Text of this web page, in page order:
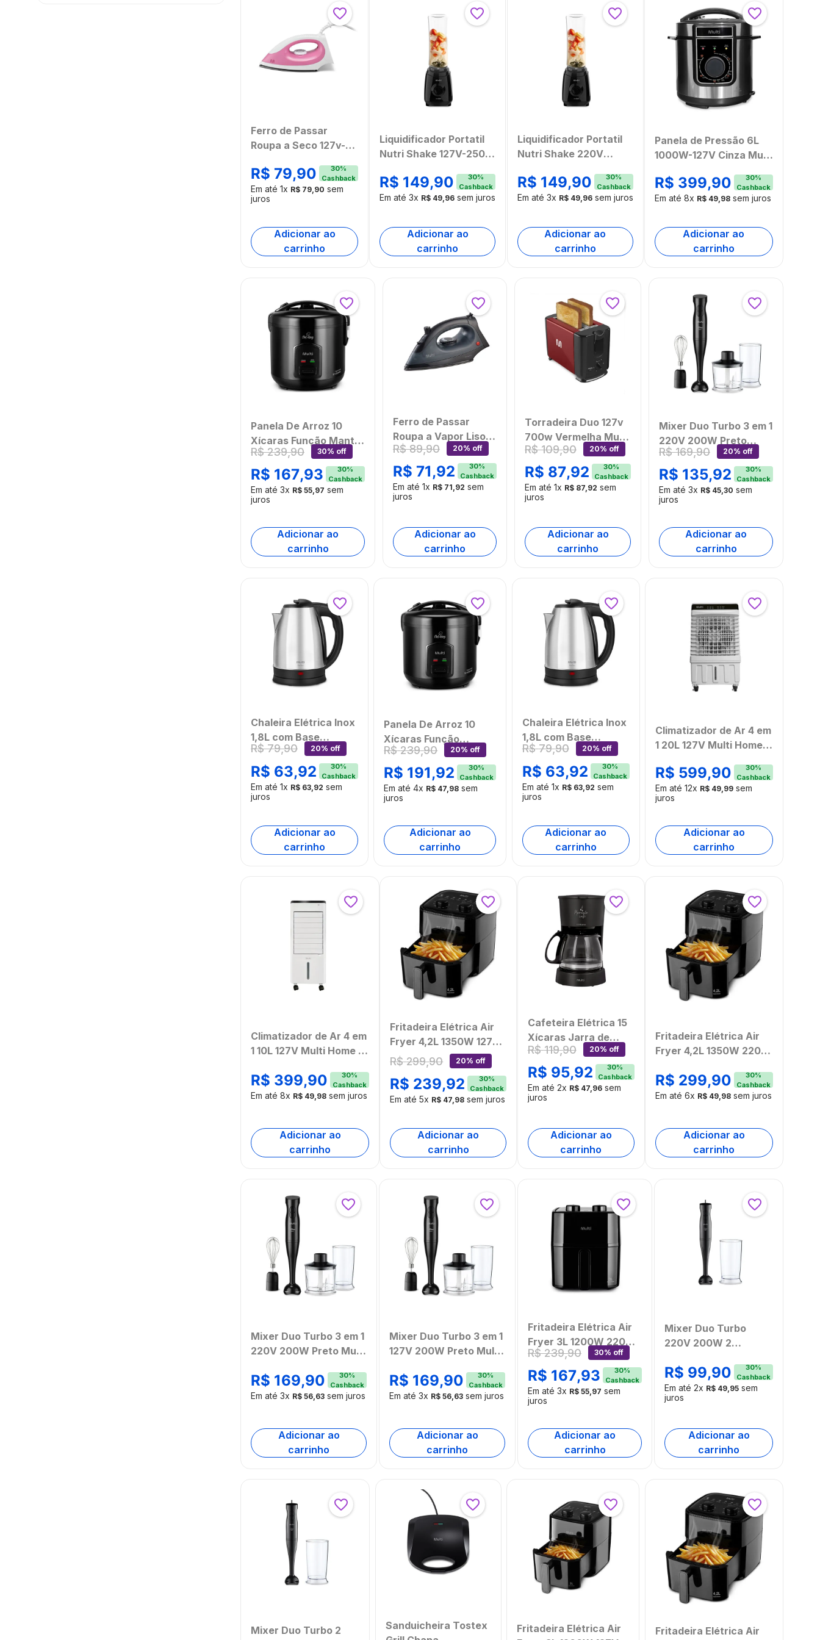
Ferro de Passar
Roupa a Seco 127v-
Antiaderente e
Seletor de
Temperatura Multi -
[Reembalado]
R$ 79,90 30%
Cashback
Em até 1x R$ 79 90 sem
juros
Adicionar ao
carrinho
Liquidificador Portatil
Nutri Shake 127V-250W
GO600
R$ 149,90 30%
Cashback
Em até3x R$ 49 96 sem juros
Adicionar ao
carrinho
Liquidificador Portatil
Nutri Shake 220V
GO601
R$ 149,90 30%
Cashback
Em até 3x R$ 49, 96sem juros
Adicionar ao
carrinho
Panela de Pressão 6L
1000W-127V Cinza Multi
R$ 399,90 30%
Cashback
Em até 8x R$ 49,98sem juros
Adicionar ao
carrinho
Panela De Arroz 10
Xícaras Função Manter
Aquecido 127v-700w
Preta Multi -
GO500OUT
[Remanufaturado]
R$ 239,90 30% off
R$ 167,93 30%
Cashback
Em até 3x R$ 55,97 sem
juros
Adicionar ao
carrinho
Ferro de Passar
Roupa a Vapor Liso
Fácil 220V Multi -
HO705OUT
[Reembalado]
R$ 89,90 20% off
R$ 71,92 30%
Cashback
Em até 1x R$ 71,92 sem
juros
Adicionar ao
carrinho
Torradeira Duo 127v
700w Vermelha Multi
- GO065OUT
[Reembalado]
R$ 109,90 20% off
R$ 87,92 30%
Cashback
Em até 1x R$ 87,92 sem
juros
Adicionar ao
carrinho
Mixer Duo Turbo 3 em 1
220V 200W Preto
Multi Home -
GO020OUT
[Reembalado]
R$ 169,90 20% off
R$ 135,92 30%
Cashback
Em até 3x R$ 45,30 sem
juros
Adicionar ao
carrinho
Chaleira Elétrica Inox
1,8L com Base
Antiderrapante e Led
220V 1500W Prata
Multi - GO401OUT
[Reembalado]
R$ 79,90 20% off
R$ 63,92 30%
Cashback
Em até 1x R$ 63 92 sem
juros
Adicionar ao
carrinho
Panela De Arroz 10
Xícaras Função
Manter Aquecido
220v-700w Preta
Multi - GO501OUT
[Reembalado]
R$ 239,90 20% off
R$ 191,92 30%
Cashback
Em até4x R$ 47,98 sem
juros
Adicionar ao
carrinho
Chaleira Elétrica Inox
1,8L com Base
Antiderrapante e Led
127V 1000W Prata
Multi - GO400OUT
[Reembalado]
R$ 79,90 20% off
R$ 63,92 30%
Cashback
Em até 1x R$ 63, 92 sem
juros
Adicionar ao
carrinho
Climatizador de Ar 4 em
1 20L 127V Multi Home -
R$ 599,90 30%
Cashback
Em até 12x R$ 49, 99sem
juros
Adicionar ao
carrinho
Climatizador de Ar 4 em
1 10L 127V Multi Home -
R$ 399,90 30%
Cashback
Em até 8x R$ 49,98 sem juros
Adicionar ao
carrinho
Fritadeira Elétrica Air
Fryer 4,2L 1350W 127v
Multi - GO252OUT
[Reembalado]
R$ 299,90 20% off
R$ 239,92 30%
Cashback
Em até5x R$ 47,98 sem juros
Adicionar ao
carrinho
Cafeteira Elétrica 15
Xícaras Jarra de
Vidro c/ Filtro
Reutilizável e Colher
Dosadora 650W
127v- Multi -
[Reembalado]
R$ 119,90 20% off
R$ 95,92 30%
Cashback
Em até 2x R$ 47,96sem
juros
Adicionar ao
carrinho
Fritadeira Elétrica Air
Fryer 4,2L 1350W 220v
R$ 299,90 30%
Cashback
Em até 6x R$ 49, 98sem juros
Adicionar ao
carrinho
Mixer Duo Turbo 3 em 1
220V 200W Preto Multi
R$ 169,90 30%
Cashback
Em até 3x R$ 56,63 sem juros
Adicionar ao
carrinho
Mixer Duo Turbo 3 em 1
127V 200W Preto Multi
R$ 169,90 30%
Cashback
Em até 3x R$ 56,63 sem juros
Adicionar ao
carrinho
Fritadeira Elétrica Air
Fryer 3L 1200W 220V
Preta Multi -
GO251OUT
[Reembalado]
R$ 239,90 30% off
R$ 167,93 30%
Cashback
Em até 3x R$ 55,97 sem
juros
Adicionar ao
carrinho
Mixer Duo Turbo
220V 200W 2
GO018
R$ 99,90 30%
Cashback
Em até 2x R$ 49 95 sem
juros
Adicionar ao
carrinho
Mixer Duo Turbo 2
Sanduicheira Tostex
Fritadeira Elétrica Air
Fritadeira Elétrica Air